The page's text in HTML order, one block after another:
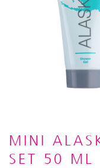
MINI
SET 50 ML